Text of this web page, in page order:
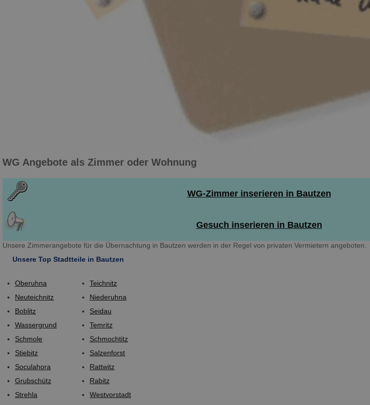
WG Angebote als Zimmer oder Wohnung
WG-Zimmer inserieren in Bautzen
Gesuch inserieren in Bautzen
Unsere Zimmerangebote für die Übernachtung in Bautzen werden in der Regel von privaten Vermietern angeboten.
Unsere Top Stadtteile in Bautzen
Oberuhna
Neuteichnitz
Boblitz
Wassergrund
Schmole
Stiebitz
Soculahora
Grubschütz
Strehla
Teichnitz
Niederuhna
Seidau
Temritz
Schmochtitz
Salzenforst
Rattwitz
Rabitz
Westvorstadt